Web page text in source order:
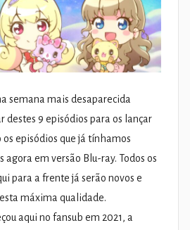
semana mais desaparecida
destes 9 episódios para os lançar
os episódios que já tínhamos
agora em versão Blu-ray. Todos os
para a frente já serão novos e
máxima qualidade.
aqui no fansub em 2021, a